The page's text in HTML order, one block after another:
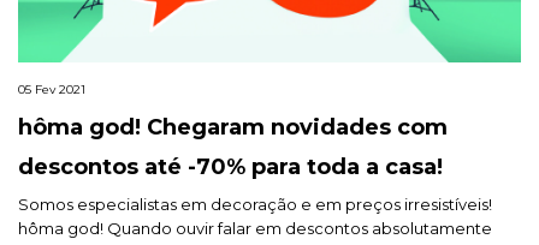
05 Fev 2021
hôma god! Chegaram novidades com
descontos até -70% para toda a casa!
Somos especialistas em decoração e em preços irresistíveis!
hôma god! Quando ouvir falar em descontos absolutamente